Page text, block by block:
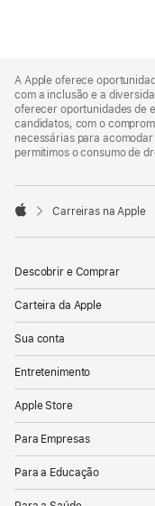
Footer
A Apple oferece
com a inclusão e a
oferecer oportunidades de
candidatos, com o
necessárias para
permitimos o consumo de

Carreiras na Apple
Descobrir e Comprar
Carteira da Apple
Sua conta
Entretenimento
Apple Store
Para Empresas
Para a Educação